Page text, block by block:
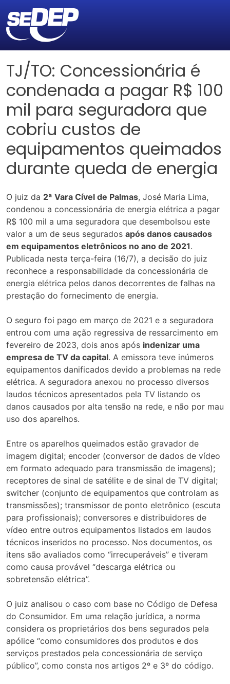
TJ/TO: Concessionária é
condenada a pagar R$ 100
mil para seguradora que
cobriu custos de
equipamentos queimados
durante queda de energia
O juiz da 2ª Vara Cível de Palmas, José Maria Lima,
condenou a concessionária de energia elétrica a pagar
R$ 100 mil a uma seguradora que desembolsou este
valor a um de seus segurados após danos causados
em equipamentos eletrônicos no ano de 2021.
Publicada nesta terça-feira (16/7), a decisão do juiz
reconhece a responsabilidade da concessionária de
energia elétrica pelos danos decorrentes de falhas na
prestação do fornecimento de energia.
O seguro foi pago em março de 2021 e a seguradora
entrou com uma ação regressiva de ressarcimento em
fevereiro de 2023, dois anos após indenizar uma
empresa de TV da capital. A emissora teve inúmeros
equipamentos danificados devido a problemas na rede
elétrica. A seguradora anexou no processo diversos
laudos técnicos apresentados pela TV listando os
danos causados por alta tensão na rede, e não por mau
uso dos aparelhos.
Entre os aparelhos queimados estão gravador de
imagem digital; encoder (conversor de dados de vídeo
em formato adequado para transmissão de imagens);
receptores de sinal de satélite e de sinal de TV digital;
switcher (conjunto de equipamentos que controlam as
transmissões); transmissor de ponto eletrônico (escuta
para profissionais); conversores e distribuidores de
vídeo entre outros equipamentos listados em laudos
técnicos inseridos no processo. Nos documentos, os
itens são avaliados como “irrecuperáveis” e tiveram
como causa provável “descarga elétrica ou
sobretensão elétrica”.
O juiz analisou o caso com base no Código de Defesa
do Consumidor. Em uma relação jurídica, a norma
considera os proprietários dos bens segurados pela
apólice “como consumidores dos produtos e dos
serviços prestados pela concessionária de serviço
público”, como consta nos artigos 2º e 3º do código.